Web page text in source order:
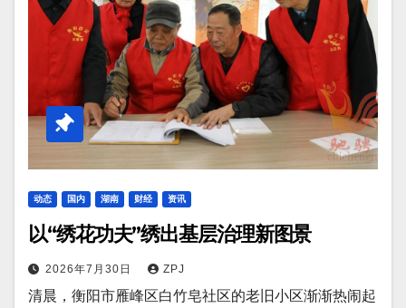
动态 国内 湖南 财经 资讯
以“绣花功夫”绣出基层治理新图景
2026年7月30日 ZPJ
清晨，衡阳市雁峰区白竹皂社区的老旧小区渐渐热闹起